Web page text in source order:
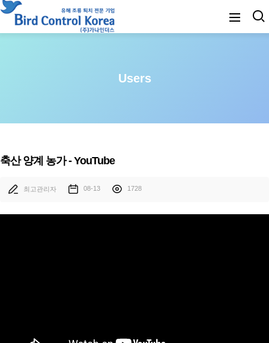
Users
축산 양계 농가 - YouTube
최고관리자 08-13 1728